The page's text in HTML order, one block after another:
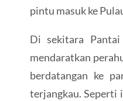
pintu masuk ke
Di sekitara
mendaratkan
berdatangan ke
terjangkau. Seperti